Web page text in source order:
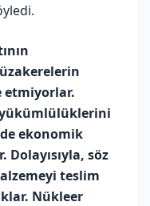
etmiyorlar.
ekonomik
söz
teslim
Nükleer